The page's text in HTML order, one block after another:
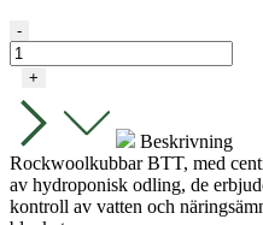
Rockwool
Kubbar
-
7.5
X
7.5
CM
-
+
Beskrivning
Rockwoolkubbar BTT, med
av hydroponisk odling, de
kontroll av vatten och